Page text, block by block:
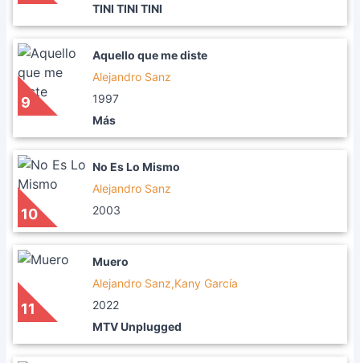
TINI TINI TINI
9
Aquello que me diste
Alejandro Sanz
1997
Más
10
No Es Lo Mismo
Alejandro Sanz
2003
11
Muero
Alejandro Sanz,Kany García
2022
MTV Unplugged